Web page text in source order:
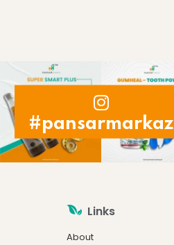
#pansarmarkaz
Links
About